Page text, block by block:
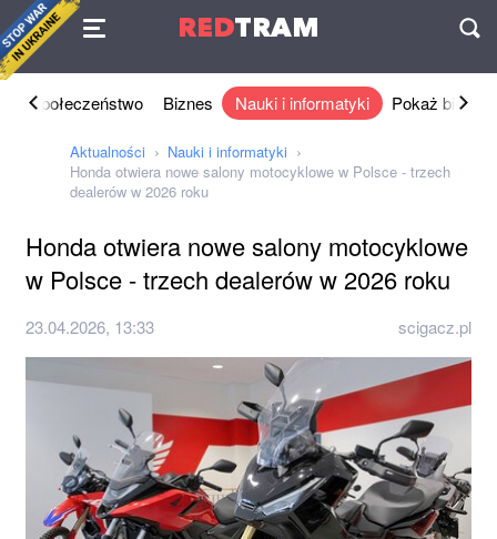
REDTRAM
Umowa
Społeczeństwo Biznes Nauki i informatyki Pokaż biznes
Aktualności
Nauki i informatyki
Honda otwiera nowe salony motocyklowe w Polsce - trzech
dealerów w 2026 roku
Honda otwiera nowe salony motocyklowe
w Polsce - trzech dealerów w 2026 roku
23.04.2026, 13:33 scigacz.pl